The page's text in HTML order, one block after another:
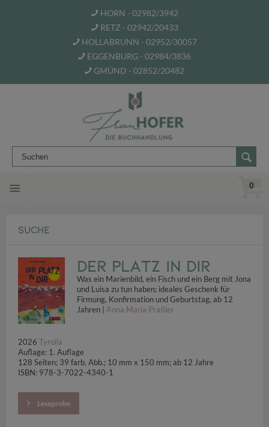
HORN - 02982/3942
RETZ - 02942/20433
HOLLABRUNN - 02952/30057
EGGENBURG - 02984/3836
GMÜND - 02852/20482
0
SUCHE
Der Platz in dir
Was ein Marienbild, ein Fisch und ein Berg mit Jona
und Luisa zu tun haben; ideales Geschenk für
Firmung, Konfirmation und Geburtstag, ab 12
Jahren | Anna Maria Praßler
2026 Tyrolia
Auflage: 1. Auflage
128 Seiten; 39 farb. Abb.; 10 mm x 150 mm; ab 12 Jahre
ISBN: 978-3-7022-4340-1
Leseprobe